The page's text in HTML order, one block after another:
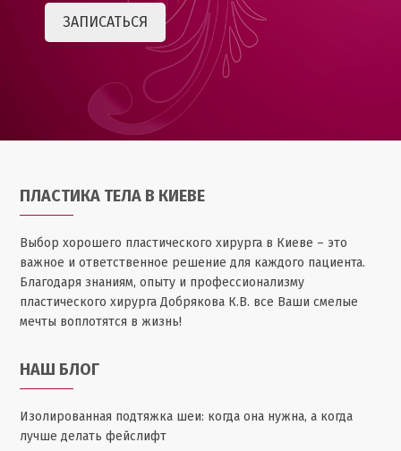
ПЛАСТИКА ТЕЛА В КИЕВЕ
Выбор хорошего пластического хирурга в Киеве – это
важное и ответственное решение для каждого пациента.
Благодаря знаниям, опыту и профессионализму
пластического хирурга Добрякова К.В. все Ваши смелые
мечты воплотятся в жизнь!
НАШ БЛОГ
Изолированная подтяжка шеи: когда она нужна, а когда
лучше делать фейслифт